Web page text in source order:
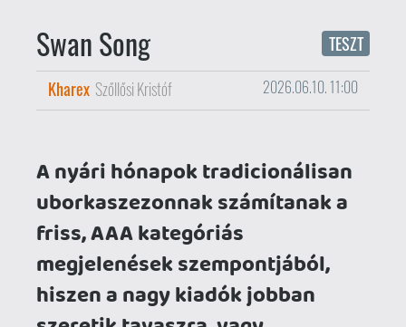
hiszen a nagy kiadók jobban
szeretik tavaszra, vagy
karácsony közelébe időzíteni a
komolyabb címeiket, mindez
nélkül maradnánk. Indie fronton
ugyanis ilyenkor se áll le az élet,
aki pedig elég alaposan szemléli
a debütálásokat, az olyan
gyöngyszemekre is bukkanhat,
mint a Business Goose Studios
legújabb alkotása, a Swan Song.